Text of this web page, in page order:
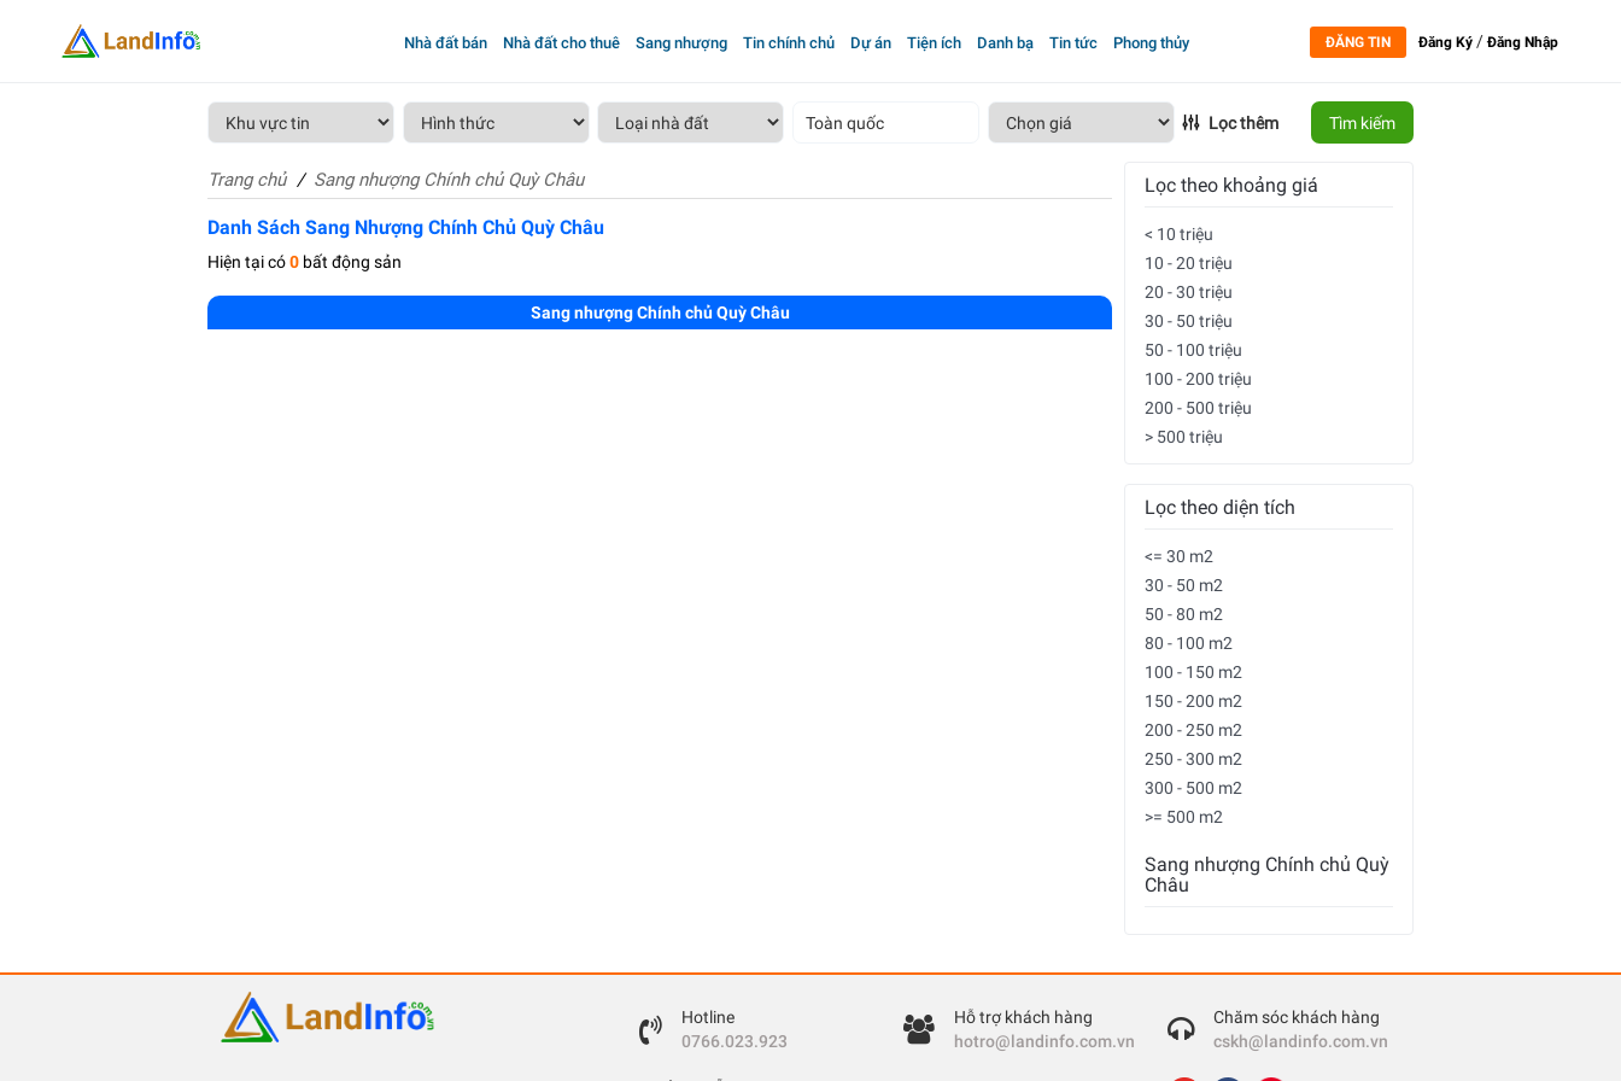
Nhà đất bán Nhà đất cho thuê Sang nhượng Tin chính chủ Dự án Tiện ích Danh bạ Tin tức Phong thủy ĐĂNG TIN Đăng Ký /Đăng Nhập
Toàn quốc Lọc thêm Tìm kiếm
Trang chủ Sang nhượng Chính chủ Quỳ Châu
Danh Sách Sang Nhượng Chính Chủ Quỳ Châu
Hiện tại có0 bất động sản
Sang nhượng Chính chủ Quỳ Châu
Lọc theo khoảng giá
< 10 triệu
10 - 20 triệu
20 - 30 triệu
30 - 50 triệu
50 - 100 triệu
100 - 200 triệu
200 - 500 triệu
> 500 triệu
Lọc theo diện tích
<= 30 m2
30 - 50 m2
50 - 80 m2
80 - 100 m2
100 - 150 m2
150 - 200 m2
200 - 250 m2
250 - 300 m2
300 - 500 m2
>= 500 m2
Sang nhượng Chính chủ Quỳ
Châu
Hotline
0766.023.923
Hỗ trợ khách hàng
hotro@landinfo.com.vn
Chăm sóc khách hàng
cskh@landinfo.com.vn